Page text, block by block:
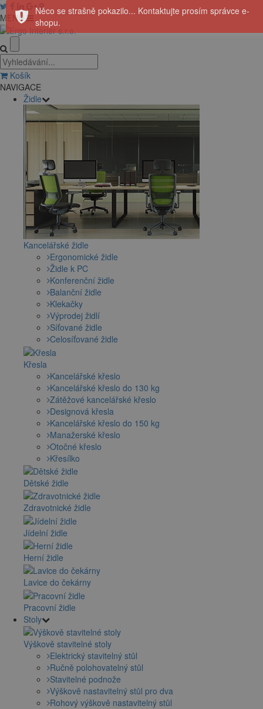
MENU
Košík
NAVIGACE
Židle
Kancelářské židle
Ergonomické židle
Židle k PC
Konferenční židle
Balanční židle
Klekačky
Výprodej židlí
Síťované židle
Celosíťované židle
Křesla
Kancelářské křeslo
Kancelářské křeslo do 130 kg
Zátěžové kancelářské křeslo
Designová křesla
Kancelářské křeslo do 150 kg
Manažerské křeslo
Otočné křeslo
Křesílko
Dětské židle
Zdravotnické židle
Jídelní židle
Herní židle
Lavice do čekárny
Pracovní židle
Stoly
Výškově stavitelné stoly
Elektrický stavitelný stůl
Ručně polohovatelný stůl
Stavitelné podnože
Výškově nastavitelný stůl pro dva
Rohový výškově nastavitelný stůl
Něco se strašně pokazilo... Kontaktujte prosím správce e-
shopu.